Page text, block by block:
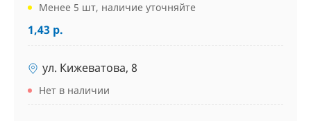
Менее 5 шт, наличие уточняйте
1,43 р.
ул. Кижеватова, 8
Нет в наличии